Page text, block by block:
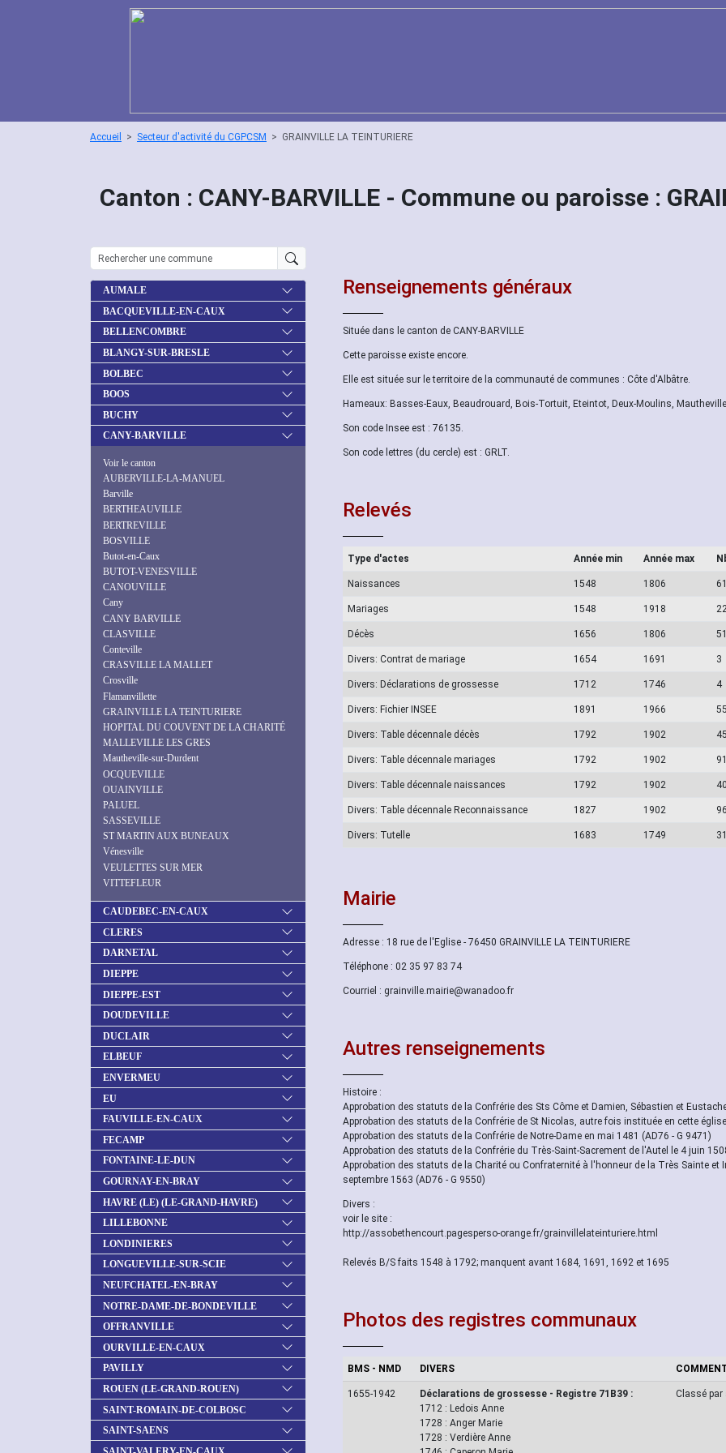
Accueil Secteur d'activité du CGPCSM GRAINVILLE LA TEINTURIERE
Canton : CANY-BARVILLE - Commune ou paroisse :
AUMALE
BACQUEVILLE-EN-CAUX
BELLENCOMBRE
BLANGY-SUR-BRESLE
BOLBEC
BOOS
BUCHY
CANY-BARVILLE
Voir le canton
AUBERVILLE-LA-MANUEL
Barville
BERTHEAUVILLE
BERTREVILLE
BOSVILLE
Butot-en-Caux
BUTOT-VENESVILLE
CANOUVILLE
Cany
CANY BARVILLE
CLASVILLE
Conteville
CRASVILLE LA MALLET
Crosville
Flamanvillette
GRAINVILLE LA TEINTURIERE
HOPITAL DU COUVENT DE LA CHARITÉ
MALLEVILLE LES GRES
Mautheville-sur-Durdent
OCQUEVILLE
OUAINVILLE
PALUEL
SASSEVILLE
ST MARTIN AUX BUNEAUX
Vénesville
VEULETTES SUR MER
VITTEFLEUR
CAUDEBEC-EN-CAUX
CLERES
DARNETAL
DIEPPE
DIEPPE-EST
DOUDEVILLE
DUCLAIR
ELBEUF
ENVERMEU
EU
FAUVILLE-EN-CAUX
FECAMP
FONTAINE-LE-DUN
GOURNAY-EN-BRAY
HAVRE (LE) (LE-GRAND-HAVRE)
LILLEBONNE
LONDINIERES
LONGUEVILLE-SUR-SCIE
NEUFCHATEL-EN-BRAY
NOTRE-DAME-DE-BONDEVILLE
OFFRANVILLE
OURVILLE-EN-CAUX
PAVILLY
ROUEN (LE-GRAND-ROUEN)
SAINT-ROMAIN-DE-COLBOSC
SAINT-SAENS
Renseignements généraux
Située dans le canton de CANY-BARVILLE
Cette paroisse existe encore.
Elle est située sur le territoire de la communauté de communes : Côte d'Albâtre.
Hameaux: Basses-Eaux, Beaudrouard, Bois-Tortuit, Eteintot, Deux-Moulins,
Son code Insee est : 76135.
Son code lettres (du cercle) est : GRLT.
Relevés
Type d'actes Année min Année max
Naissances 1548 1806
Mariages 1548 1918
Décès 1656 1806
Divers: Contrat de mariage 1654 1691 3
Divers: Déclarations de grossesse 1712 1746 4
Divers: Fichier INSEE 1891 1966
Divers: Table décennale décès 1792 1902
Divers: Table décennale mariages 1792 1902
Divers: Table décennale naissances 1792 1902
Divers: Table décennale Reconnaissance 1827 1902 96
Divers: Tutelle 1683 1749
Mairie
Adresse : 18 rue de l'Eglise - 76450 GRAINVILLE LA TEINTURIERE
Téléphone : 02 35 97 83 74
Courriel : grainville.mairie@wanadoo.fr
Autres renseignements
Histoire :
Approbation des statuts de la Confrérie des Sts Côme et Damien, Sébastien et
Approbation des statuts de la Confrérie de St Nicolas, autre fois instituée en cette
Approbation des statuts de la Confrérie de Notre-Dame en mai 1481 (AD76 - G 9471)
Approbation des statuts de la Confrérie du Très-Saint-Sacrement de l'Autel le 4 juin
Approbation des statuts de la Charité ou Confraternité à l'honneur de la Très Sainte et
septembre 1563 (AD76 - G 9550)
Divers :
voir le site :
http://assobethencourt.pagesperso-orange.fr/grainvillelateinturiere.html
Relevés B/S faits 1548 à 1792; manquent avant 1684, 1691, 1692 et 1695
Photos des registres communaux
BMS - NMD DIVERS
1655-1942
Déclarations de grossesse - Registre 71B39 :
1712 : Ledois Anne
1728 : Anger Marie
1728 : Verdière Anne
Classé par